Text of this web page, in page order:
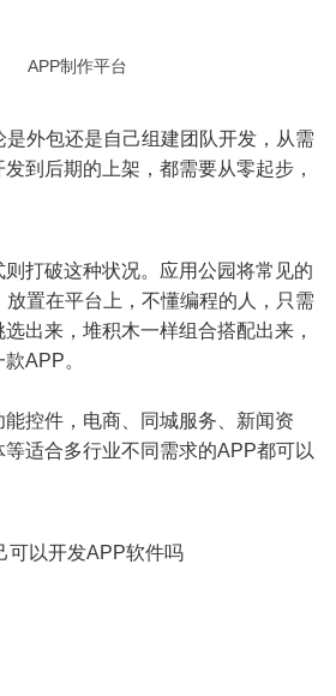
外包还是自己组建团队开发，从需
到后期的上架，都需要从零起步，
打破这种状况。应用公园将常见的
置在平台上，不懂编程的人，只需
出来，堆积木一样组合搭配出来，
APP。
控件，电商、同城服务、新闻资
适合多行业不同需求的APP都可以